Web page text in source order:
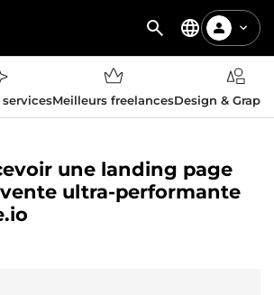
Meilleurs freelancesDesign &
une landing page
ultra-performante